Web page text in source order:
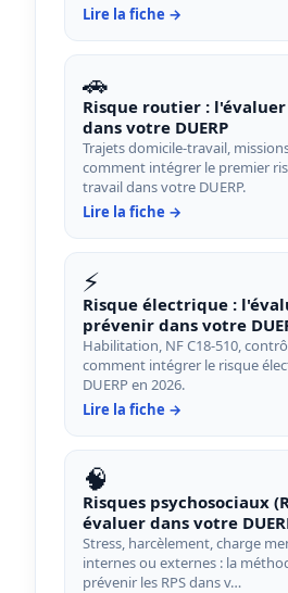
Lire la fiche →
🚗
Risque routier :
dans votre DUERP
Trajets domicile-travail,
comment intégrer le premier
travail dans votre DUERP.
Lire la fiche →
⚡
Risque électrique :
prévenir dans votre
Habilitation, NF C18-510,
comment intégrer le risque
DUERP en 2026.
Lire la fiche →
🧠
Risques psychosociaux
évaluer dans votre
Stress, harcèlement, charge
internes ou externes : la
prévenir les RPS dans v…